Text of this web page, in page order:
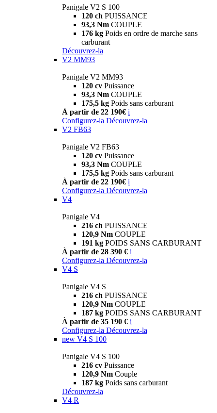
Panigale V2 S 100
120 ch PUISSANCE
93,3 Nm COUPLE
176 kg Poids en ordre de marche sans
carburant
Découvrez-la
V2 MM93
Panigale V2 MM93
120 cv Puissance
93,3 Nm COUPLE
175,5 kg Poids sans carburant
À partir de 22 190€ i
Configurez-la Découvrez-la
V2 FB63
Panigale V2 FB63
120 cv Puissance
93,3 Nm COUPLE
175,5 kg Poids sans carburant
À partir de 22 190€ i
Configurez-la Découvrez-la
V4
Panigale V4
216 ch PUISSANCE
120,9 Nm COUPLE
191 kg POIDS SANS CARBURANT
À partir de 28 390 € i
Configurez-la Découvrez-la
V4 S
Panigale V4 S
216 ch PUISSANCE
120,9 Nm COUPLE
187 kg POIDS SANS CARBURANT
À partir de 35 190 € i
Configurez-la Découvrez-la
new V4 S 100
Panigale V4 S 100
216 cv Puissance
120,9 Nm Couple
187 kg Poids sans carburant
Découvrez-la
V4 R